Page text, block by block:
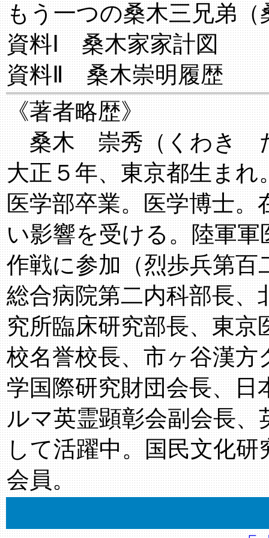
もう一つの桑木三兄弟（
資料Ⅰ 桑木家家計図
資料Ⅱ 桑木崇明履歴
《著者略歴》
桑木 崇秀（くわき
大正５年、東京都生ま
医学部卒業。医学博士
い影響を受ける。陸軍
作戦に参加（烈歩兵第百
総合病院第二内科部長、
究所臨床研究部長、東
校名誉校長、市ヶ谷漢
学国際研究財団会長、
ルマ英霊顕彰会副会長
して活躍中。国民文化
会員。